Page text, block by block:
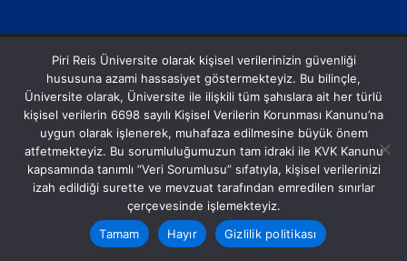
© 2024 PRU. Tüm hakları saklıdır.
Piri Reis Üniversite olarak kişisel verilerinizin güvenliği
hususuna azami hassasiyet göstermekteyiz. Bu bilinçle,
Üniversite olarak, Üniversite ile ilişkili tüm şahıslara ait her türlü
kişisel verilerin 6698 sayılı Kişisel Verilerin Korunması Kanunu’na
uygun olarak işlenerek, muhafaza edilmesine büyük önem
atfetmekteyiz. Bu sorumluluğumuzun tam idraki ile KVK Kanunu
kapsamında tanımlı “Veri Sorumlusu” sıfatıyla, kişisel verilerinizi
izah edildiği surette ve mevzuat tarafından emredilen sınırlar
çerçevesinde işlemekteyiz.
Tamam
Hayır Gizlilik politikası